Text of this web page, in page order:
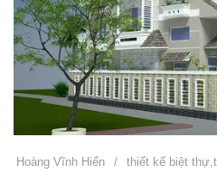
Hoàng Vĩnh Hiển / thiết kế biệt thự